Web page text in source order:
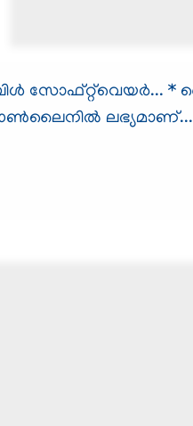
സോഫ്റ്റ്‌വെയര്‍... *
ഓണ്‍ലൈനില്‍